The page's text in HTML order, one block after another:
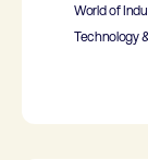
World of
Technology